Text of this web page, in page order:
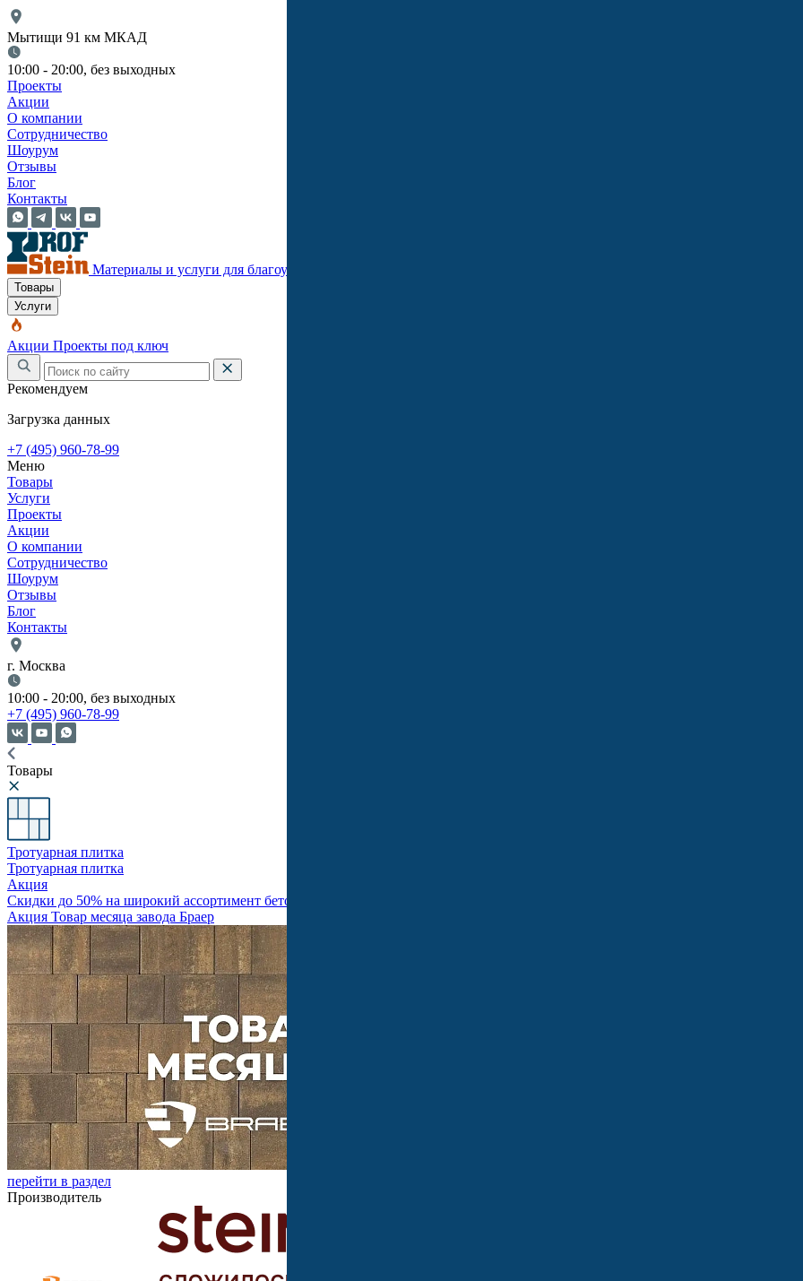
Мытищи 91 км МКАД
10:00 - 20:00, без выходных
Проекты
Акции
О компании
Сотрудничество
Шоурум
Отзывы
Блог
Контакты
Материалы и услуги для благоустройства
Товары
Услуги
Акции Проекты под ключ
Рекомендуем
Загрузка данных
+7 (495) 960-78-99
Меню
Товары
Услуги
Проекты
Акции
О компании
Сотрудничество
Шоурум
Отзывы
Блог
Контакты
г. Москва
10:00 - 20:00, без выходных
+7 (495) 960-78-99
Товары
Тротуарная плитка
Тротуарная плитка
Акция
Скидки до 50% на широкий ассортимент бетонной продукции завода BRAER!
Акция Товар месяца завода Браер
перейти в раздел
Производитель